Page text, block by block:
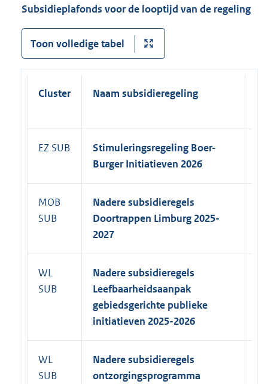
Subsidieplafonds voor de looptijd van de regeling
Toon volledige tabel
Cluster Naam subsidieregeling
EZ SUB Stimuleringsregeling Boer-
BurgerInitiatieven 2026
MOB
SUB
Nadere subsidieregels
Doortrappen Limburg 2025-
2027
WL
SUB
Nadere subsidieregels
Leefbaarheidsaanpak
gebiedsgerichte publieke
initiatieven 2025-2026
WL
SUB
Nadere subsidieregels
ontzorgingsprogramma